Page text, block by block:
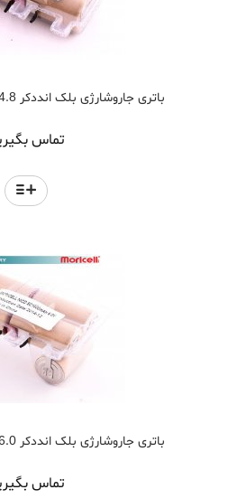
باتری جاروشارژی بلک انددکر 4.8 ولت 1500 میلی آمپر
تماس
باتری جاروشارژی بلک انددکر 6.0 ولت 1500 میلی آمپر
تماس